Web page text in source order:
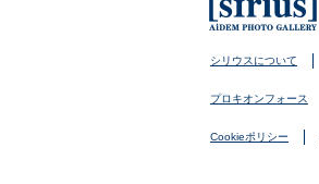
シリウスについて
プロキオンフォース
Cookieポリシー